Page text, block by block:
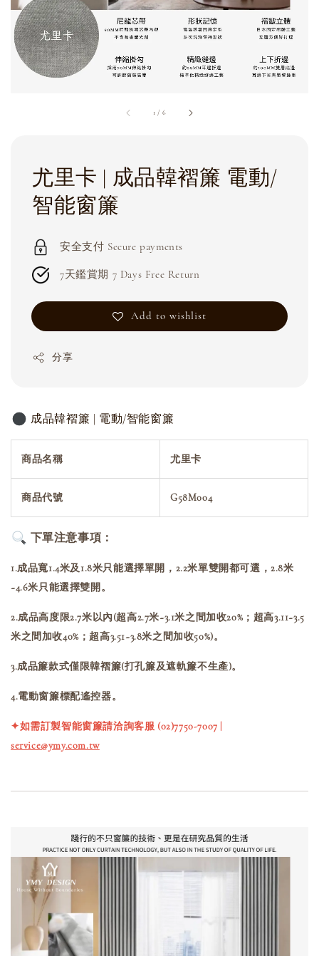
1 / 6
尤里卡 | 成品韓褶簾 電動/
智能窗簾
安全支付 Secure payments
7天鑑賞期 7 Days Free Return
Add to wishlist
分享
成品韓褶簾 | 電動/智能窗簾
商品名稱 尤里卡
商品代號 G58M004
下單注意事項：
1.成品寬1.4米及1.8米只能選擇單開，2.2米單雙開都可選，2.8米
~4.6米只能選擇雙開。
2.成品高度限2.7米以內(超高2.7米~3.1米之間加收20%；超高3.11~3.5
米之間加收40%；超高3.51~3.8米之間加收50%)。
3.成品簾款式僅限韓褶簾(打孔簾及遮軌簾不生產)。
4.電動窗簾標配遙控器。
✦如需訂製智能窗簾請洽詢客服 (02)7750-7007 |
service@ymy.com.tw